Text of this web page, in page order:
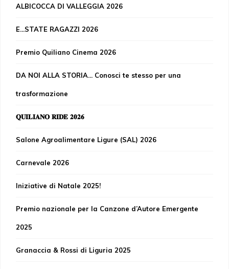
ALBICOCCA DI VALLEGGIA 2026
E...STATE RAGAZZI 2026
Premio Quiliano Cinema 2026
DA NOI ALLA STORIA... Conosci te stesso per una
trasformazione
𝐐𝐔𝐈𝐋𝐈𝐀𝐍𝐎 𝐑𝐈𝐃𝐄 𝟐𝟎𝟐𝟔
Salone Agroalimentare Ligure (SAL) 2026
Carnevale 2026
Iniziative di Natale 2025!
Premio nazionale per la Canzone d’Autore Emergente
2025
Granaccia & Rossi di Liguria 2025